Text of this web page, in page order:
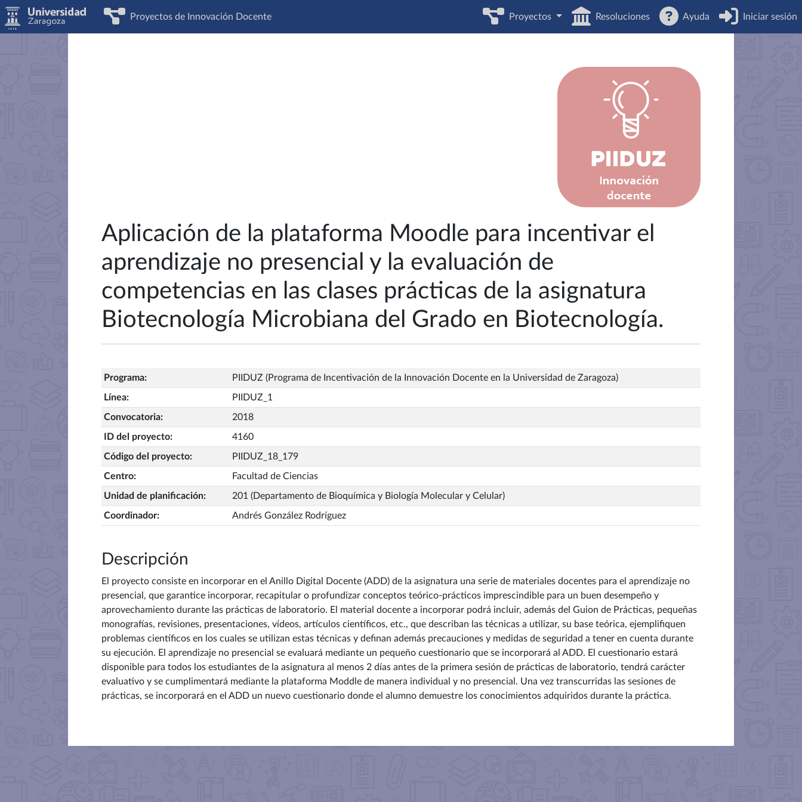
Proyectos de Innovación Docente Proyectos Resoluciones Ayuda Iniciar sesión
Aplicación de la plataforma Moodle para incentivar el
aprendizaje no presencial y la evaluación de
competencias en las clases prácticas de la asignatura
Biotecnología Microbiana del Grado en Biotecnología.
Programa: PIIDUZ (Programa de Incentivación de la Innovación Docente en la Universidad de Zaragoza)
Línea: PIIDUZ_1
Convocatoria: 2018
ID del proyecto: 4160
Código del proyecto: PIIDUZ_18_179
Centro: Facultad de Ciencias
Unidad de planificación: 201 (Departamento de Bioquímica y Biología Molecular y Celular)
Coordinador: Andrés González Rodríguez
Descripción
El proyecto consiste en incorporar en el Anillo Digital Docente (ADD) de la asignatura una serie de materiales docentes para el aprendizaje no
presencial, que garantice incorporar, recapitular o profundizar conceptos teórico-prácticos imprescindible para un buen desempeño y
aprovechamiento durante las prácticas de laboratorio. El material docente a incorporar podrá incluir, además del Guion de Prácticas, pequeñas
monografías, revisiones, presentaciones, vídeos, artículos científicos, etc., que describan las técnicas a utilizar, su base teórica, ejemplifiquen
problemas científicos en los cuales se utilizan estas técnicas y definan además precauciones y medidas de seguridad a tener en cuenta durante
su ejecución. El aprendizaje no presencial se evaluará mediante un pequeño cuestionario que se incorporará al ADD. El cuestionario estará
disponible para todos los estudiantes de la asignatura al menos 2 días antes de la primera sesión de prácticas de laboratorio, tendrá carácter
evaluativo y se cumplimentará mediante la plataforma Moddle de manera individual y no presencial. Una vez transcurridas las sesiones de
prácticas, se incorporará en el ADD un nuevo cuestionario donde el alumno demuestre los conocimientos adquiridos durante la práctica.